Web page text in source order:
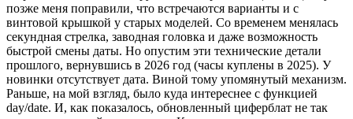
позже меня поправили, что встречаются варианты и с
винтовой крышкой у старых моделей. Со временем менялась
секундная стрелка, заводная головка и даже возможность
быстрой смены даты. Но опустим эти технические детали
прошлого, вернувшись в 2026 год (часы куплены в 2025). У
новинки отсутствует дата. Виной тому упомянутый механизм.
Раньше, на мой взгляд, было куда интереснее с функцией
day/date. И, как показалось, обновленный циферблат не так